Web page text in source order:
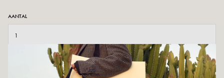
AANTAL
TOEVOEGEN AAN WINKELWAGEN